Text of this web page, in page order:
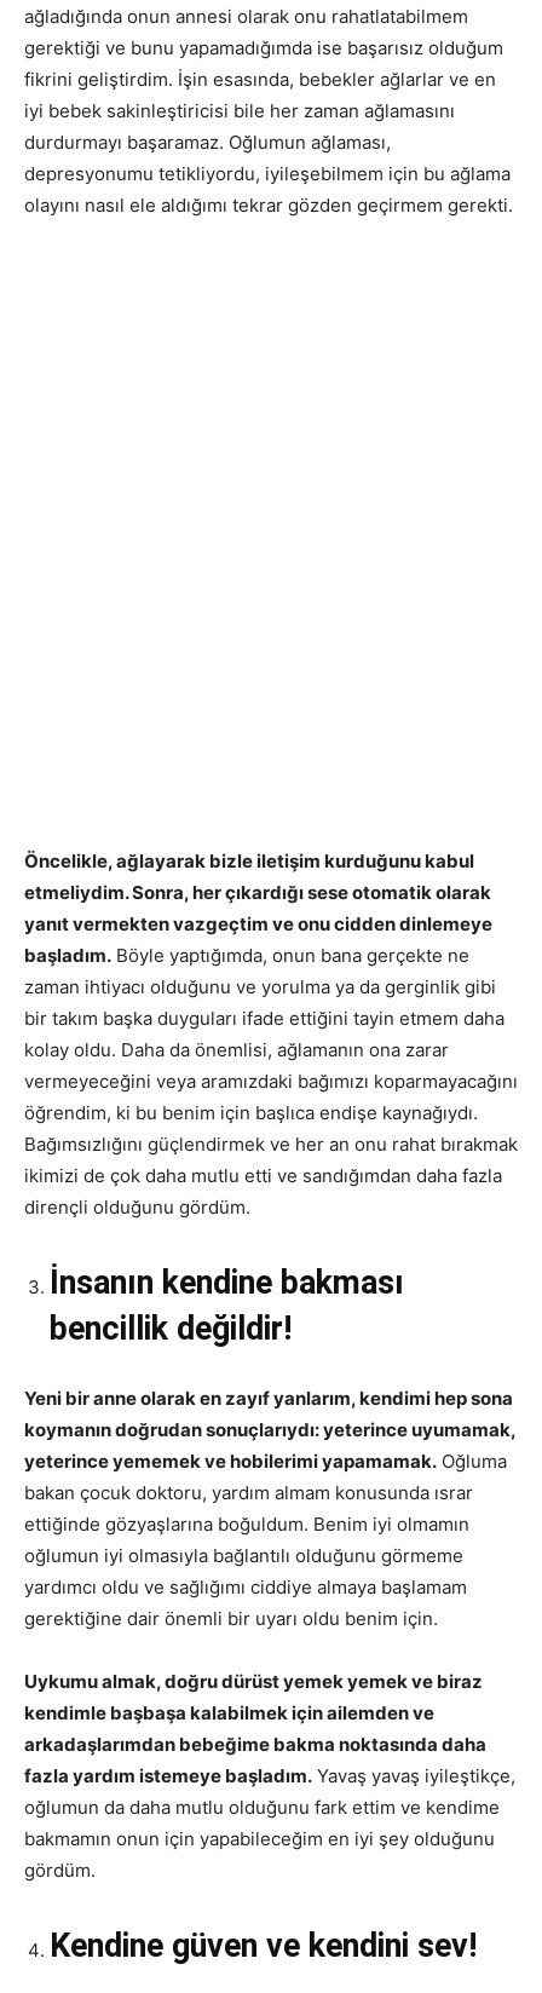
ağladığında onun annesi olarak onu rahatlatabilmem
gerektiği ve bunu yapamadığımda ise başarısız olduğum
fikrini geliştirdim. İşin esasında, bebekler ağlarlar ve en
iyi bebek sakinleştiricisi bile her zaman ağlamasını
durdurmayı başaramaz. Oğlumun ağlaması,
depresyonumu tetikliyordu, iyileşebilmem için bu ağlama
olayını nasıl ele aldığımı tekrar gözden geçirmem gerekti.
Öncelikle, ağlayarak bizle iletişim kurduğunu kabul
etmeliydim. Sonra, her çıkardığı sese otomatik olarak
yanıt vermekten vazgeçtim ve onu cidden dinlemeye
başladım. Böyle yaptığımda, onun bana gerçekte ne
zaman ihtiyacı olduğunu ve yorulma ya da gerginlik gibi
bir takım başka duyguları ifade ettiğini tayin etmem daha
kolay oldu. Daha da önemlisi, ağlamanın ona zarar
vermeyeceğini veya aramızdaki bağımızı koparmayacağını
öğrendim, ki bu benim için başlıca endişe kaynağıydı.
Bağımsızlığını güçlendirmek ve her an onu rahat bırakmak
ikimizi de çok daha mutlu etti ve sandığımdan daha fazla
dirençli olduğunu gördüm.
İnsanın kendine bakması
bencillik değildir!
Yeni bir anne olarak en zayıf yanlarım, kendimi hep sona
koymanın doğrudan sonuçlarıydı: yeterince uyumamak,
yeterince yememek ve hobilerimi yapamamak. Oğluma
bakan çocuk doktoru, yardım almam konusunda ısrar
ettiğinde gözyaşlarına boğuldum. Benim iyi olmamın
oğlumun iyi olmasıyla bağlantılı olduğunu görmeme
yardımcı oldu ve sağlığımı ciddiye almaya başlamam
gerektiğine dair önemli bir uyarı oldu benim için.
Uykumu almak, doğru dürüst yemek yemek ve biraz
kendimle başbaşa kalabilmek için ailemden ve
arkadaşlarımdan bebeğime bakma noktasında daha
fazla yardım istemeye başladım. Yavaş yavaş iyileştikçe,
oğlumun da daha mutlu olduğunu fark ettim ve kendime
bakmamın onun için yapabileceğim en iyi şey olduğunu
gördüm.
Kendine güven ve kendini sev!